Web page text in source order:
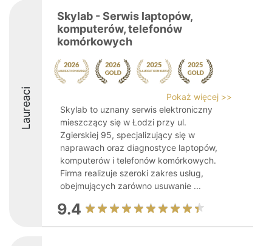
Laureaci
Skylab - Serwis laptopów,
komputerów, telefonów
komórkowych
Pokaż więcej >>
Skylab to uznany serwis elektroniczny
mieszczący się w Łodzi przy ul.
Zgierskiej 95, specjalizujący się w
naprawach oraz diagnostyce laptopów,
komputerów i telefonów komórkowych.
Firma realizuje szeroki zakres usług,
obejmujących zarówno usuwanie ...
9.4